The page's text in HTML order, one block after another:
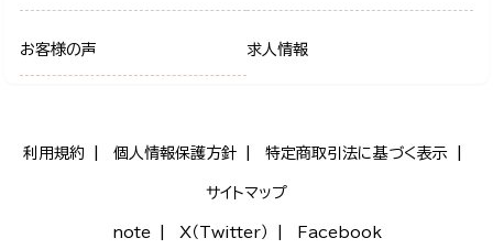
お客様の声 求人情報
利用規約 個人情報保護方針 特定商取引法に基づく表示
サイトマップ
note X（Twitter） Facebook